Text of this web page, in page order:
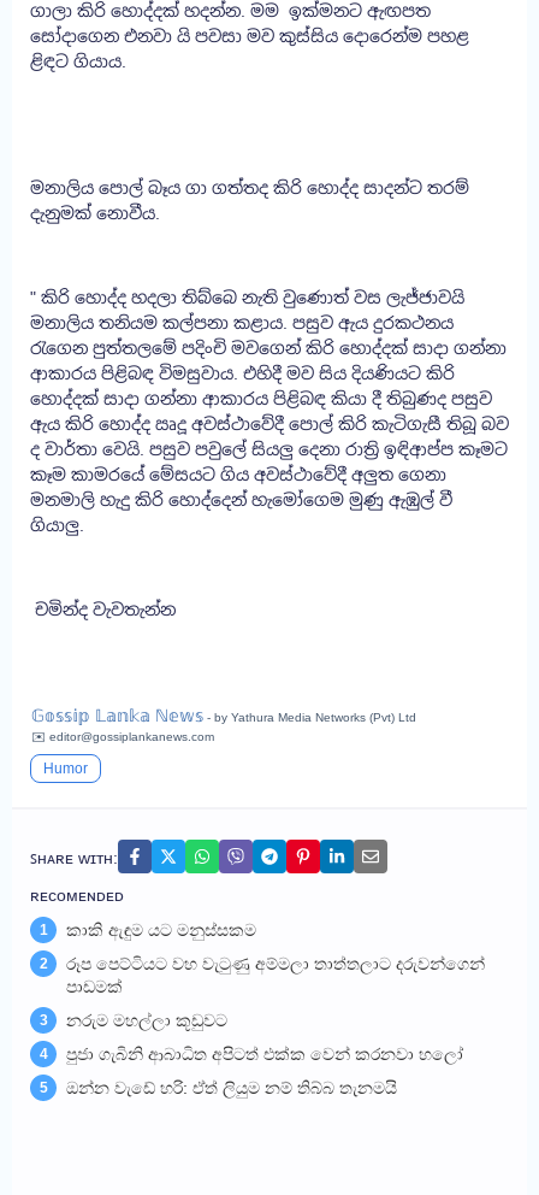
ගාලා කිරි හොද්දක් හදන්න. මම ඉක්මනට ඇඟපත
සෝදාගෙන එනවා යි පවසා මව කුස්සිය දොරෙන්ම පහළ
ළිඳට ගියාය.
මනාලිය පොල් බෑය ගා ගත්තද කිරි හොද්ද සාදන්ට තරම්
දැනුමක් නොවීය.
" කිරි හොද්ද හදලා තිබ්බෙ නැති වුණොත් වස ලැජ්ජාවයි
මනාලිය තනියම කල්පනා කළාය. පසුව ඇය දුරකථනය
රැගෙන පුත්තලමේ පදිංචි මවගෙන් කිරි හොද්දක් සාදා ගන්නා
ආකාරය පිළිබඳ විමසුවාය. එහිදී මව සිය දියණියට කිරි
හොද්දක් සාදා ගන්නා ආකාරය පිළිබඳ කියා දී තිබුණද පසුව
ඇය කිරි හොද්ද ඍදූ අවස්ථාවේදී පොල් කිරි කැටිගැසී තිබූ බව
ද වාර්තා වෙයි. පසුව පවුලේ සියලු දෙනා රාත්‍රි ඉඳිආප්ප කෑමට
කෑම කාමරයේ මේසයට ගිය අවස්ථාවේදී අලුත ගෙනා
මනමාලි හැදු කිරි හොද්දෙන් හැමෝගෙම මුණු ඇඹුල් වී
ගියාලු.
චමින්ද වැවතැන්න
𝔾𝕠𝕤𝕤𝕚𝕡 𝕃𝕒𝕟𝕜𝕒 ℕ𝕖𝕨𝕤 - by Yathura Media Networks (Pvt) Ltd
✉️ editor@gossiplankanews.com
Humor
ꜱʜᴀʀᴇ ᴡɪᴛʜ:
ʀᴇᴄᴏᴍᴇɴᴅᴇᴅ
1 කාකි ඇඳුම යට මනුස්සකම
2
රූප පෙට්ටියට වහ වැටුණු අම්මලා තාත්තලාට දරුවන්ගෙන්
පාඩමක්
3 නරුම මහල්ලා කූඩුවට
4 පුජා ගැබිනි ආබාධිත අපිටත් එක්ක වෙන් කරනවා හලෝ
5 ඔන්න වැඩේ හරි: ඒත් ලියුම නම් තිබ්බ තැනමයි